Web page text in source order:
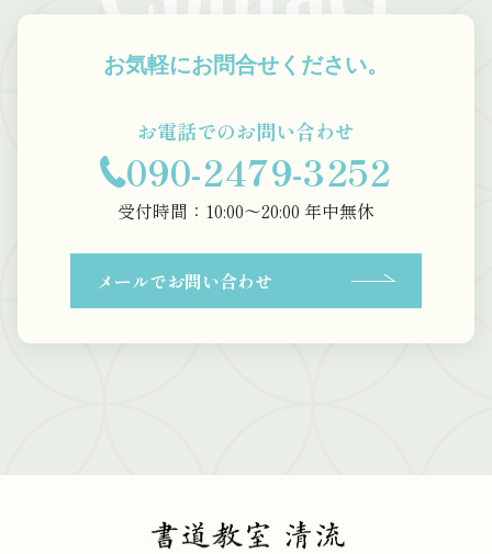
お気軽にお問合せください。
お電話でのお問い合わせ
090-2479-3252
受付時間：10:00〜20:00 年中無休
メールでお問い合わせ